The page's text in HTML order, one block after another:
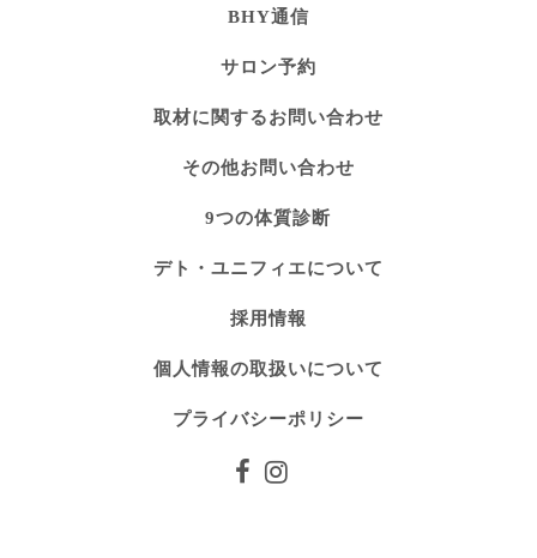
BHY通信
サロン予約
取材に関するお問い合わせ
その他お問い合わせ
9つの体質診断
デト・ユニフィエについて
採用情報
個人情報の取扱いについて
プライバシーポリシー